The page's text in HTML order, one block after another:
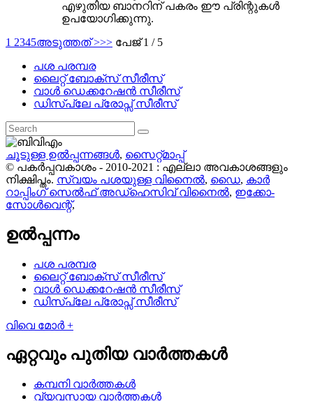
എഴുതിയ ബാനറിന് പകരം ഈ പ്രിന്റുകൾ
ഉപയോഗിക്കുന്നു.
1 2345അടുത്തത് >>> പേജ് 1 / 5
പശ പരമ്പര
ലൈറ്റ് ബോക്സ് സീരീസ്
വാൾ ഡെക്കറേഷൻ സീരീസ്
ഡിസ്പ്ലേ പ്രോപ്സ് സീരീസ്
ചൂടുള്ള ഉൽപ്പന്നങ്ങൾ, സൈറ്റ്മാപ്പ്
© പകർപ്പവകാശം - 2010-2021 : എല്ലാ അവകാശങ്ങളും
നിക്ഷിപ്തം. സ്വയം പശയുള്ള വിനൈൽ, ഡൈ, കാർ
റാപ്പിംഗ് സെൽഫ് അഡ്ഹെസിവ് വിനൈൽ, ഇക്കോ-
സോൾവെന്റ്,
ഉൽപ്പന്നം
പശ പരമ്പര
ലൈറ്റ് ബോക്സ് സീരീസ്
വാൾ ഡെക്കറേഷൻ സീരീസ്
ഡിസ്പ്ലേ പ്രോപ്സ് സീരീസ്
വിവെ മോർ +
ഏറ്റവും പുതിയ വാർത്തകൾ
കമ്പനി വാർത്തകൾ
വ്യവസായ വാർത്തകൾ